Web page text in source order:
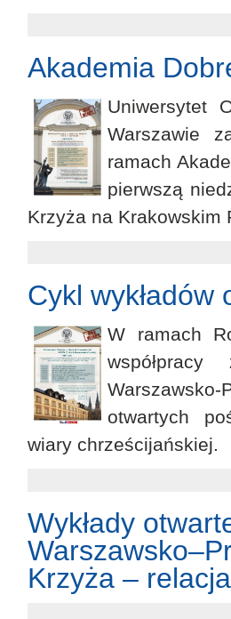
Akademia
Uniwersytet
Warszawie
ramach
pierwszą
Krzyża na Krakowskim
Cykl
W ramach
otwartych
wiary chrześcijańskiej.
Wykłady
Krzyża –